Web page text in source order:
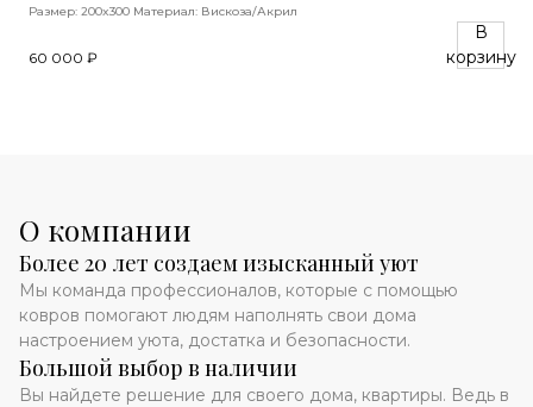
Размер: 200x300 Материал: Вискоза/Акрил
60 000 ₽
В
корзину
О компании
Более 20 лет создаем изысканный уют
Мы команда профессионалов, которые с помощью
ковров помогают людям наполнять свои дома
настроением уюта, достатка и безопасности.
Большой выбор в наличии
Вы найдете решение для своего дома, квартиры. Ведь в